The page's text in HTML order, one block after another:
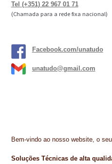
Tel (+351) 22 967 01 71
(Chamada para a rede fixa nacional)
Facebook.com/unatudo
unatudo@gmail.com
Bem-vindo ao nosso website, o
Soluções Técnicas de alta